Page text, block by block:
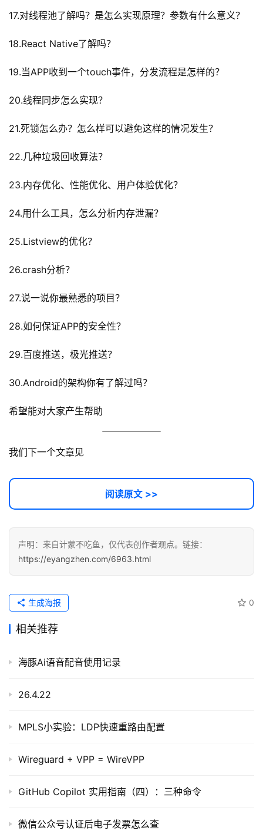
验
程
软
应
务
目
I
示
源
码
常
接
17.对线程池了解吗？是怎么实现原理？参数有什么意义？
18.React Native了解吗？
19.当APP收到一个touch事件，分发流程是怎样的？
20.线程同步怎么实现？
21.死锁怎么办？怎么样可以避免这样的情况发生？
22.几种垃圾回收算法？
23.内存优化、性能优化、用户体验优化？
24.用什么工具，怎么分析内存泄漏？
25.Listview的优化？
26.crash分析？
27.说一说你最熟悉的项目？
28.如何保证APP的安全性？
29.百度推送，极光推送？
30.Android的架构你有了解过吗？
希望能对大家产生帮助
我们下一个文章见
阅读原文 >>
声明：来自计蒙不吃鱼，仅代表创作者观点。链接：
https://eyangzhen.com/6963.html
0
生成海报
相关推荐
海豚Ai语音配音使用记录
26.4.22
MPLS小实验：LDP快速重路由配置
Wireguard + VPP = WireVPP
GitHub Copilot 实用指南（四）：三种命令
微信公众号认证后电子发票怎么查